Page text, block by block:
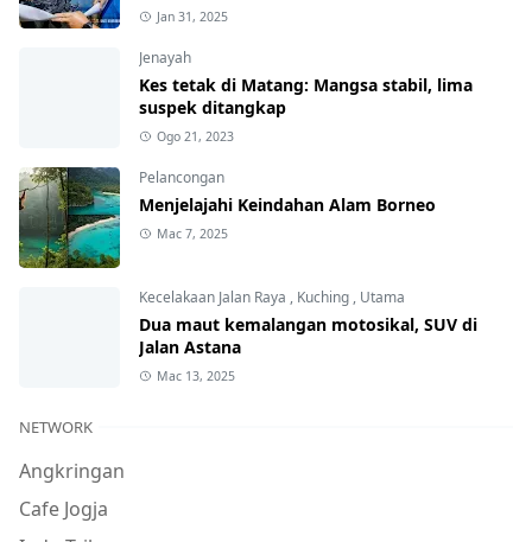
Jan 31, 2025
Jenayah
Kes tetak di Matang: Mangsa stabil, lima
suspek ditangkap
Ogo 21, 2023
Pelancongan
Menjelajahi Keindahan Alam Borneo
Mac 7, 2025
Kecelakaan Jalan Raya , Kuching , Utama
Dua maut kemalangan motosikal, SUV di
Jalan Astana
Mac 13, 2025
NETWORK
Angkringan
Cafe Jogja